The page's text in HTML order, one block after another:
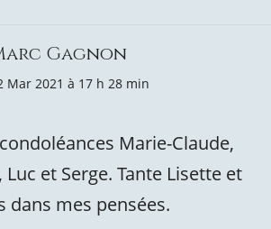
Gagnon
Mar 2021 à 17 h 28 min
Marie-Claude,
Luc et Serge. Tante Lisette et
dans mes pensées.